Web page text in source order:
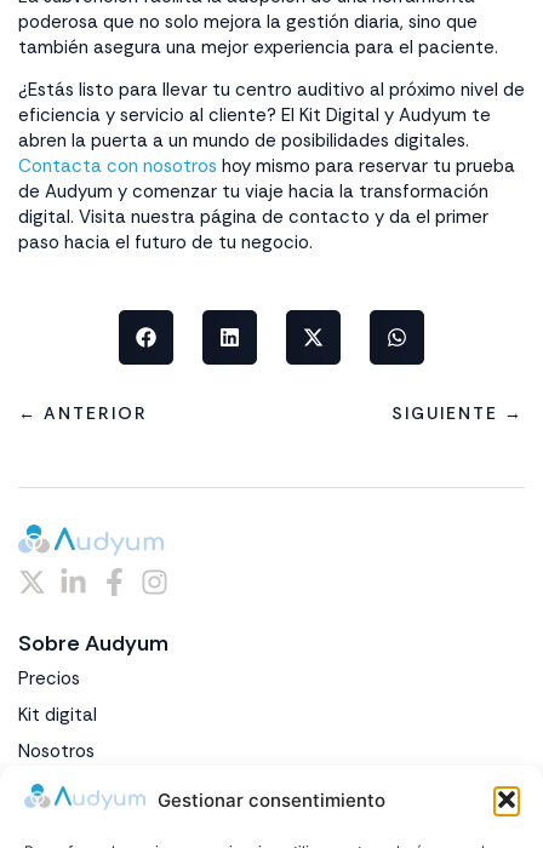
Gestionar consentimiento
poderosa que no solo mejora la gestión diaria, sino que
también asegura una mejor experiencia para el paciente.
¿Estás listo para llevar tu centro auditivo al próximo nivel de
eficiencia y servicio al cliente? El Kit Digital y Audyum te
abren la puerta a un mundo de posibilidades digitales.
Contacta con nosotros hoy mismo para reservar tu prueba
de Audyum y comenzar tu viaje hacia la transformación
digital. Visita nuestra página de contacto y da el primer
paso hacia el futuro de tu negocio.
← ANTERIOR SIGUIENTE →
Sobre Audyum
Precios
Kit digital
Nosotros
Blog